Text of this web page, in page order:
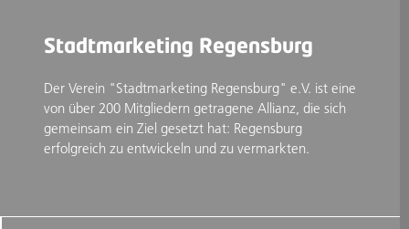
Stadtmarketing Regensburg
Der Verein "Stadtmarketing Regensburg" e.V. ist eine
von über 200 Mitgliedern getragene Allianz, die sich
gemeinsam ein Ziel gesetzt hat: Regensburg
erfolgreich zu entwickeln und zu vermarkten.